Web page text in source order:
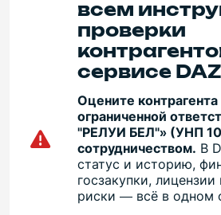
всем
проверки
сервисе
Оцените
ограниченной
"РЕЛУИ БЕЛ"» (УНП
сотрудничеством. В
статус и историю,
госзакупки,
риски — всё в одном